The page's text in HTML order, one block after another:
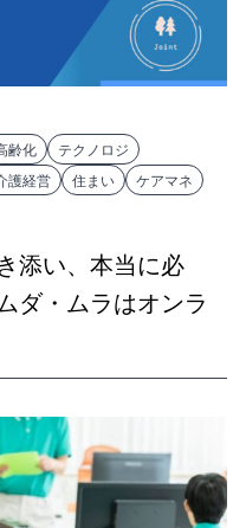
齢化
テクノロジ
護経営 住まい
ケアマネ
添い、本当に必
・ムラはオンラ